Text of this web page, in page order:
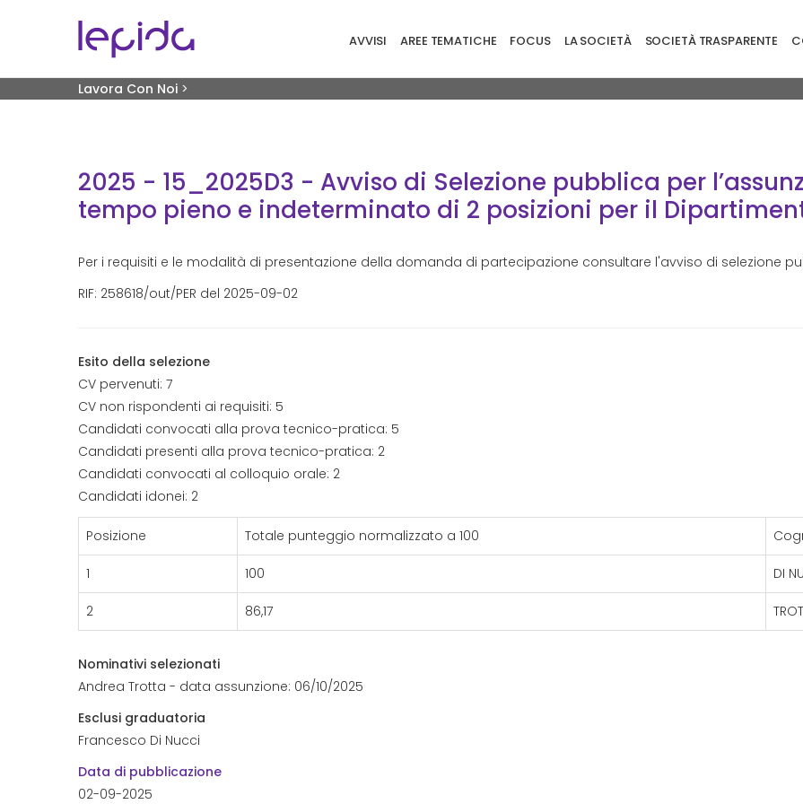
AVVISI AREE TEMATICHE FOCUS LA SOCIETÀ SOCIETÀ TRASPARENTE
Briciole di pane
Lavora Con Noi >
2025 - 15_2025D3 - Avviso di Selezione pubblica per
tempo pieno e indeterminato di 2 posizioni per il
Per i requisiti e le modalità di presentazione della domanda di partecipazione consultare l'avviso di selezione
RIF: 258618/out/PER del 2025-09-02
Esito della selezione
CV pervenuti: 7
CV non rispondenti ai requisiti: 5
Candidati convocati alla prova tecnico-pratica: 5
Candidati presenti alla prova tecnico-pratica: 2
Candidati convocati al colloquio orale: 2
Candidati idonei: 2
Posizione Totale punteggio normalizzato a 100
1 100 DI
2 86,17
Nominativi selezionati
Andrea Trotta - data assunzione: 06/10/2025
Esclusi graduatoria
Francesco Di Nucci
Data di pubblicazione
02-09-2025